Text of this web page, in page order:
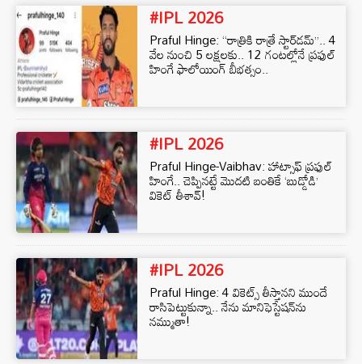
#IPL 2026
Praful Hinge: “రాత్రికి రాత్రే స్టార్‌డమ్”.. 4
వేల నుంచి 5 లక్షలకు.. 12 గంటల్లోనే ప్రఫుల్
హింగే ఫాలోయింగ్ బీభత్సం..
#IPL 2026
Praful Hinge-Vaibhav: హాట్సాఫ్ ప్రఫుల్
హింగే.. చెప్పినట్టే మొదటి బంతికే ‘బుడ్డోడి’
వికెట్ తీశావ్!
#IPL 2026
Praful Hinge: 4 వికెట్స్ తీస్తానని ముందే
రాసిపెట్టుకున్నా.. నేను మానిఫెస్టేషన్‌ను
నమ్ముతా!